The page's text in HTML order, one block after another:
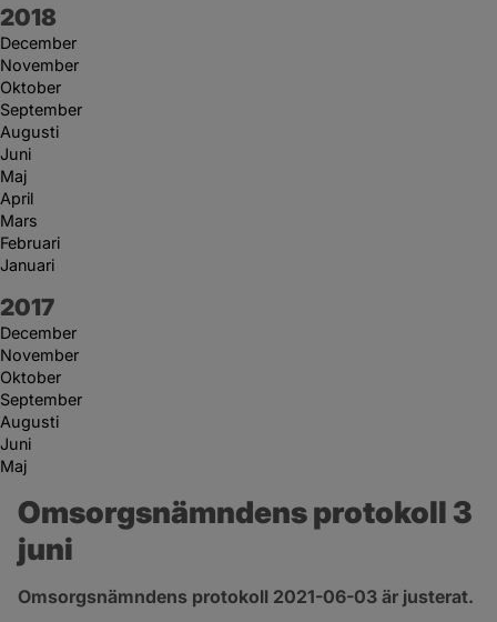
År:
2018
December
November
Oktober
September
Augusti
Juni
Maj
April
Mars
Februari
Januari
År:
2017
December
November
Oktober
September
Augusti
Juni
Maj
Omsorgsnämndens protokoll 3
juni
Omsorgsnämndens protokoll 2021-06-03 är justerat.